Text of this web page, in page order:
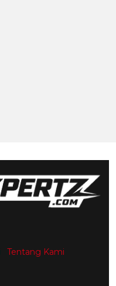
Tentang Kami